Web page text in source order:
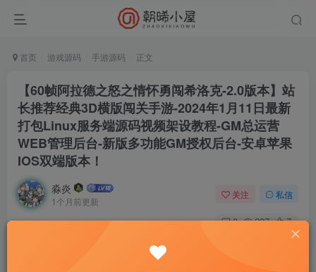
首页 游戏源码 手游源码 正文
【60帧阿拉德之怒之情怀勇闯希洛克-2.0版本】站
长推荐经典3D横版闯关手游-2024年1月11日最新
打包Linux服务端源码视频架设教程-GM总运营
WEB管理后台-新版多功能GM授权后台-安卓苹果
IOS双端版本！
淼炎
1个月前更新
关注 私信
0 227 7